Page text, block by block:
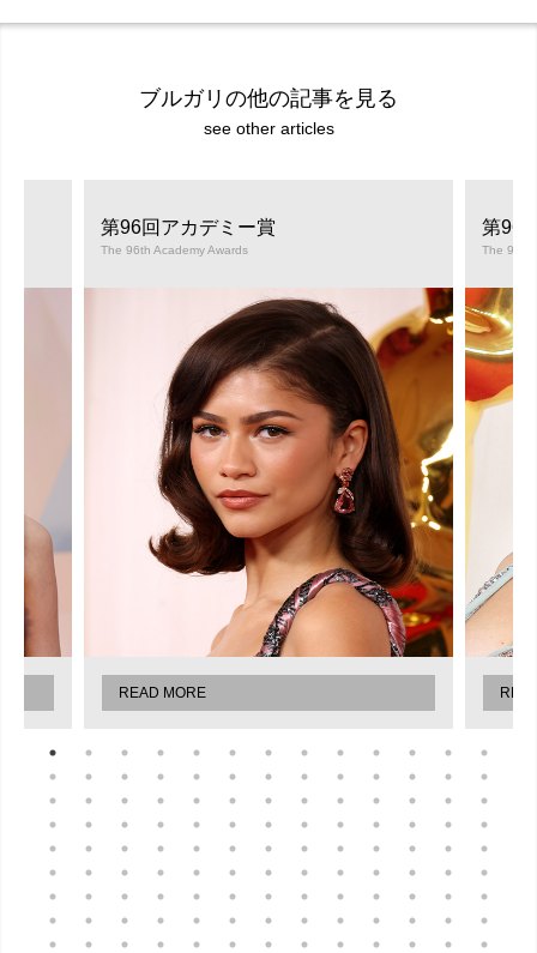
ブルガリの他の記事を見る
see other articles
第96回アカデミー賞
The 96th Academy Awards
READ MORE
第96
The 96th